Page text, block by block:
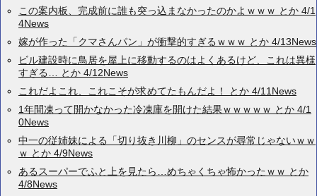
この案内板、完成前に誰も突っ込まなかったのかよｗｗｗ とか 4/1
4News
嫁が作った「クマさんパン」が衝撃的すぎるｗｗｗ とか 4/13News
ビル建設時に鳥居を屋上に移動するのはよくあるけど、これは異様
すぎる… とか 4/12News
これだよこれ、これこそが求めてたもんだよ！ とか 4/11News
1年間凍って開かなかった冷凍庫を開けた結果ｗｗｗｗｗ とか 4/1
0News
中一の従姉妹による「切り抜き川柳」のセンスが尋常じゃないｗｗ
ｗ とか 4/9News
あるスーパーでふと上を見たら…めちゃくちゃ怖かったｗｗ とか
4/8News